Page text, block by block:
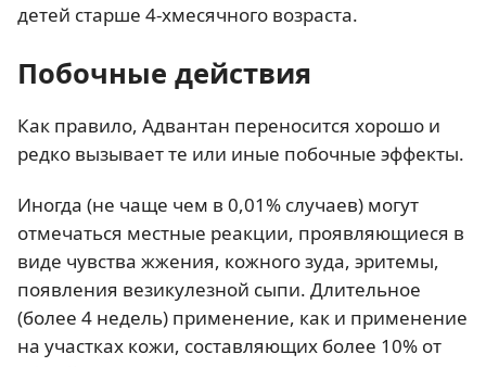
детей старше 4-хмесячного возраста.
Побочные действия
Как правило, Адвантан переносится хорошо и
редко вызывает те или иные побочные эффекты.
Иногда (не чаще чем в 0,01% случаев) могут
отмечаться местные реакции, проявляющиеся в
виде чувства жжения, кожного зуда, эритемы,
появления везикулезной сыпи. Длительное
(более 4 недель) применение, как и применение
на участках кожи, составляющих более 10% от